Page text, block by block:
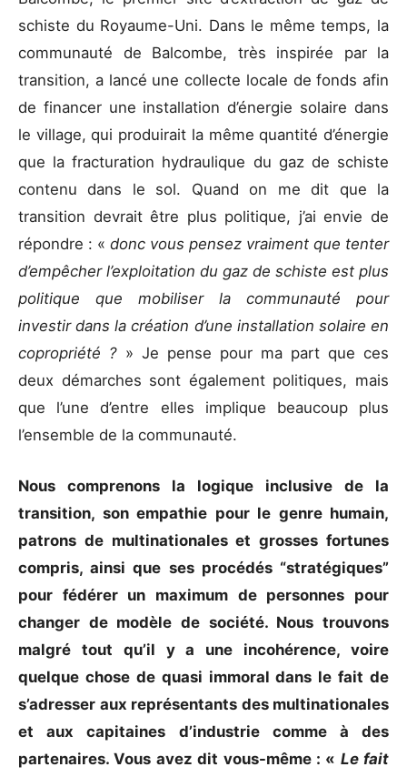
schiste du Royaume-Uni. Dans le même temps, la
communauté de Balcombe, très inspirée par la
transition, a lancé une collecte locale de fonds afin
de financer une installation d’énergie solaire dans
le village, qui produirait la même quantité d’énergie
que la fracturation hydraulique du gaz de schiste
contenu dans le sol. Quand on me dit que la
transition devrait être plus politique, j’ai envie de
répondre : « donc vous pensez vraiment que tenter
d’empêcher l’exploitation du gaz de schiste est plus
politique que mobiliser la communauté pour
investir dans la création d’une installation solaire en
copropriété ? » Je pense pour ma part que ces
deux démarches sont également politiques, mais
que l’une d’entre elles implique beaucoup plus
l’ensemble de la communauté.
Nous comprenons la logique inclusive de la
transition, son empathie pour le genre humain,
patrons de multinationales et grosses fortunes
compris, ainsi que ses procédés “stratégiques”
pour fédérer un maximum de personnes pour
changer de modèle de société. Nous trouvons
malgré tout qu’il y a une incohérence, voire
quelque chose de quasi immoral dans le fait de
s’adresser aux représentants des multinationales
et aux capitaines d’industrie comme à des
partenaires. Vous avez dit vous-même : « Le fait